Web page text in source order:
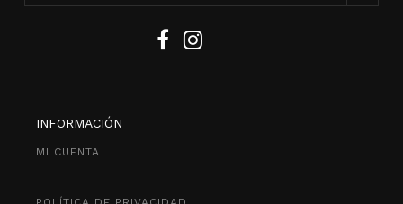
INFORMACIÓN
MI CUENTA